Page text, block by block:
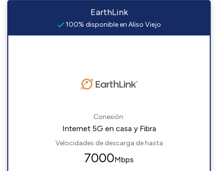
EarthLink
100% disponible en Aliso Viejo
Conexión:
Internet 5G en casa y Fibra
Velocidades de descarga de hasta
7000Mbps